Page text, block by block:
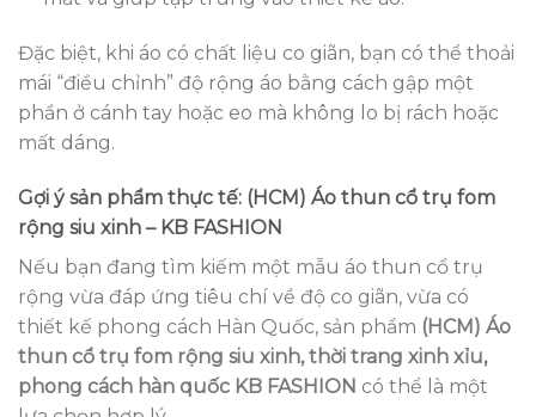
Đặc biệt, khi áo có chất liệu co giãn, bạn có thể thoải
mái “điều chỉnh” độ rộng áo bằng cách gập một
phần ở cánh tay hoặc eo mà không lo bị rách hoặc
mất dáng.
Gợi ý sản phẩm thực tế: (HCM) Áo thun cổ trụ fom
rộng siu xinh – KB FASHION
Nếu bạn đang tìm kiếm một mẫu áo thun cổ trụ
rộng vừa đáp ứng tiêu chí về độ co giãn, vừa có
thiết kế phong cách Hàn Quốc, sản phẩm (HCM) Áo
thun cổ trụ fom rộng siu xinh, thời trang xinh xỉu,
phong cách hàn quốc KB FASHION có thể là một